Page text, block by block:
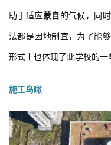
内
设
城
市
助于适应蒙自的气候，同
法都是因地制宜，为了能
形式上也体现了此学校的一
施工鸟瞰